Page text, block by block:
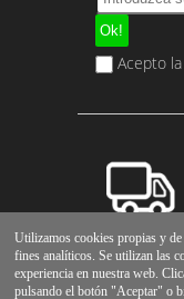
Acepto la
Utilizamos cookies propias y
fines analíticos. Se utilizan las
experiencia en nuestra web.
pulsando el botón "Aceptar" o